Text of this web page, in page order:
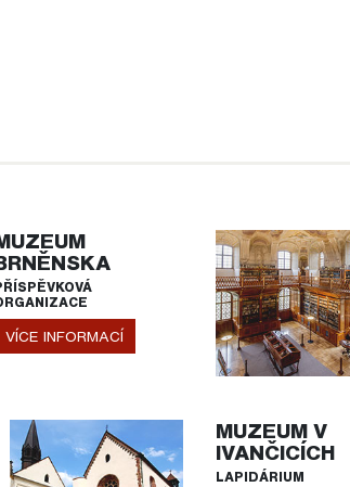
VÍCE INFORMACÍ
MUZEUM V
IVANČICÍCH
LAPIDÁRIUM